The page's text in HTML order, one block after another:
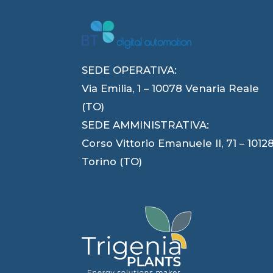
SEDE OPERATIVA:
Via Emilia, 1 – 10078 Venaria Reale
(TO)
SEDE AMMINISTRATIVA:
Corso Vittorio Emanuele II, 71 –
Torino (TO)